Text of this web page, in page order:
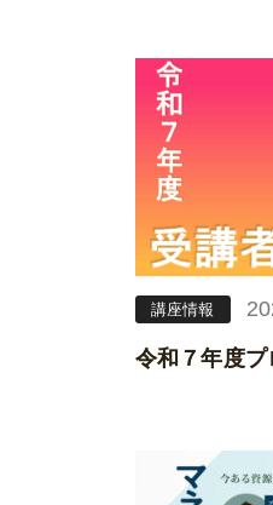
講座情報
令和７年度